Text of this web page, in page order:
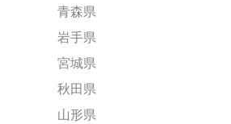
青森県
岩手県
宮城県
秋田県
山形県